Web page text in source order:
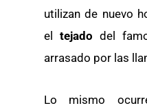
utilizan de nuevo
el tejado del
arrasado por las
Lo mismo